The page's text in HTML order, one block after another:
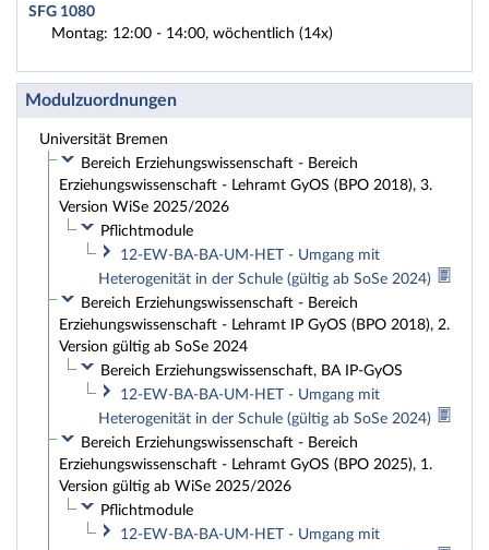
SFG 1080
Montag: 12:00 - 14:00, wöchentlich (14x)
Modulzuordnungen
Universität Bremen
Bereich Erziehungswissenschaft - Bereich
Erziehungswissenschaft - Lehramt GyOS (BPO 2018), 3.
Version WiSe 2025/2026
Pflichtmodule
12-EW-BA-BA-UM-HET - Umgang mit
Heterogenität in der Schule (gültig ab SoSe 2024)
Bereich Erziehungswissenschaft - Bereich
Erziehungswissenschaft - Lehramt IP GyOS (BPO 2018), 2.
Version gültig ab SoSe 2024
Bereich Erziehungswissenschaft, BA IP-GyOS
12-EW-BA-BA-UM-HET - Umgang mit
Heterogenität in der Schule (gültig ab SoSe 2024)
Bereich Erziehungswissenschaft - Bereich
Erziehungswissenschaft - Lehramt GyOS (BPO 2025), 1.
Version gültig ab WiSe 2025/2026
Pflichtmodule
12-EW-BA-BA-UM-HET - Umgang mit